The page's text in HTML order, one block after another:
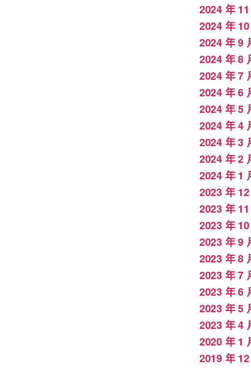
2024 年 11
2024 年 10
2024 年 9
2024 年 8
2024 年 7
2024 年 6
2024 年 5
2024 年 4
2024 年 3
2024 年 2
2024 年 1
2023 年 12
2023 年 11
2023 年 10
2023 年 9
2023 年 8
2023 年 7
2023 年 6
2023 年 5
2023 年 4
2020 年 1
2019 年 12